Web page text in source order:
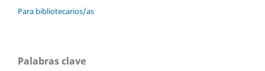
Para bibliotecarios/as
Palabras clave